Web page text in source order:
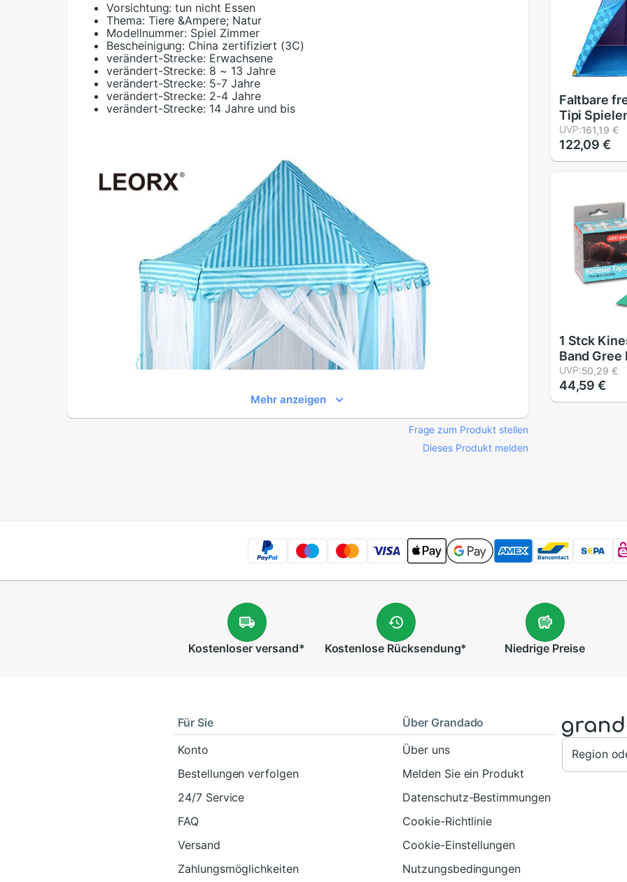
Vorsichtung: tun nicht Essen
Thema: Tiere &Ampere; Natur
Modellnummer: Spiel Zimmer
Bescheinigung: China zertifiziert (3C)
verändert-Strecke: Erwachsene
verändert-Strecke: 8 ~ 13 Jahre
verändert-Strecke: 5-7 Jahre
verändert-Strecke: 2-4 Jahre
verändert-Strecke: 14 Jahre und bis
Mehr anzeigen
Frage zum Produkt stellen
Dieses Produkt melden
Faltbare
Tipi
drinnen
Tragbare
Reise
UVP:161,19 €
122,09 €
1 Stck
Band Gree
5cm]
Band -
UVP:50,29 €
44,59 €
Kostenloserversand* Kostenlose Rücksendung* NiedrigePreise
Für Sie
Konto
Bestellungen verfolgen
24/7 Service
FAQ
Versand
Zahlungsmöglichkeiten
Über Grandado
Über uns
Melden Sie ein Produkt
Datenschutz-Bestimmungen
Cookie-Richtlinie
Cookie-Einstellungen
Nutzungsbedingungen
Region